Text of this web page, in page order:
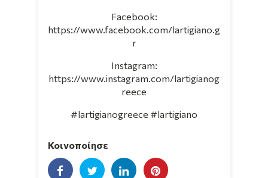
Facebook:
https://www.facebook.com/lartigiano.g
r
Instagram:
https://www.instagram.com/lartigianog
reece
#lartigianogreece #lartigiano
Κοινοποίησε